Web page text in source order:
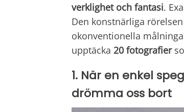
verklighet och fantasi.
Den konstnärliga
okonventionella
upptäcka 20 fotografier
1. När en enkel
drömma oss bort